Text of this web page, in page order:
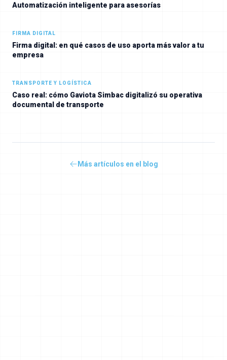
Automatización inteligente para asesorías
FIRMA DIGITAL
Firma digital: en qué casos de uso aporta más valor a tu
empresa
TRANSPORTE Y LOGÍSTICA
Caso real: cómo Gaviota Simbac digitalizó su operativa
documental de transporte
Más artículos en el blog